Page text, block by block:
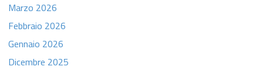
Marzo 2026
Febbraio 2026
Gennaio 2026
Dicembre 2025